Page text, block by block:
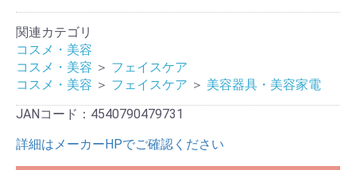
関連カテゴリ
コスメ・美容
コスメ・美容 ＞ フェイスケア
コスメ・美容 ＞ フェイスケア ＞ 美容器具・美容家電
JANコード：4540790479731
詳細はメーカーHPでご確認ください